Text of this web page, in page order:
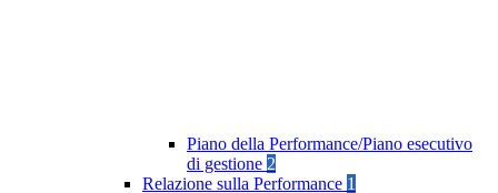
Piano della Performance/Piano esecutivo
di gestione 2
Relazione sulla Performance 1